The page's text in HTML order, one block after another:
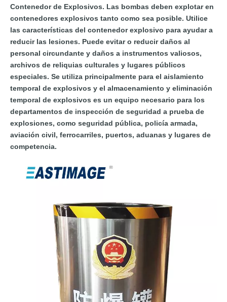
Contenedor de Explosivos. Las bombas deben explotar en
contenedores explosivos tanto como sea posible. Utilice
las características del contenedor explosivo para ayudar a
reducir las lesiones. Puede evitar o reducir daños al
personal circundante y daños a instrumentos valiosos,
archivos de reliquias culturales y lugares públicos
especiales. Se utiliza principalmente para el aislamiento
temporal de explosivos y el almacenamiento y eliminación
temporal de explosivos es un equipo necesario para los
departamentos de inspección de seguridad a prueba de
explosiones, como seguridad pública, policía armada,
aviación civil, ferrocarriles, puertos, aduanas y lugares de
competencia.